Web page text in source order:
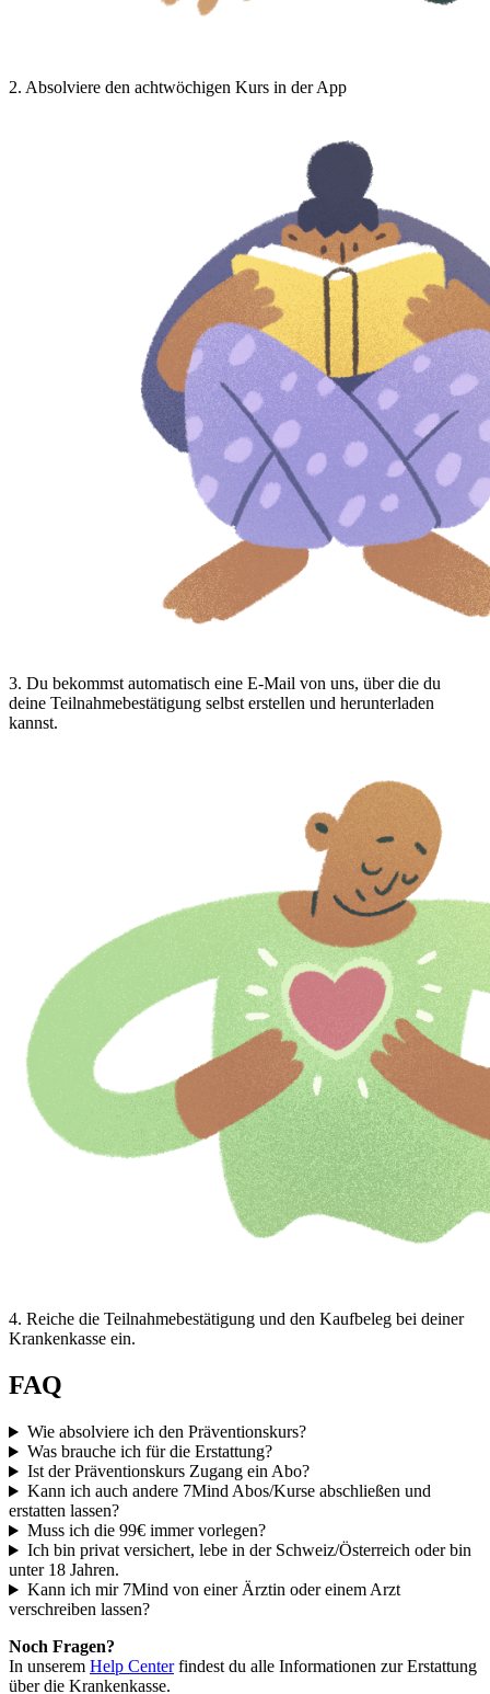
2. Absolviere den achtwöchigen Kurs in der App
3. Du bekommst automatisch eine E-Mail von uns, über die du
deine Teilnahmebestätigung selbst erstellen und herunterladen
kannst.
4. Reiche die Teilnahmebestätigung und den Kaufbeleg bei deiner
Krankenkasse ein.
FAQ
Wie absolviere ich den Präventionskurs?
Was brauche ich für die Erstattung?
Ist der Präventionskurs Zugang ein Abo?
Kann ich auch andere 7Mind Abos/Kurse abschließen und
erstatten lassen?
Muss ich die 99€ immer vorlegen?
Ich bin privat versichert, lebe in der Schweiz/Österreich oder bin
unter 18 Jahren.
Kann ich mir 7Mind von einer Ärztin oder einem Arzt
verschreiben lassen?
Noch Fragen?
In unserem Help Centerfindest du alle Informationen zur Erstattung
über die Krankenkasse.